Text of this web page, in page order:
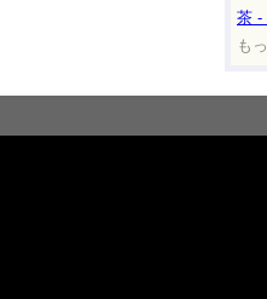
茶 -
も